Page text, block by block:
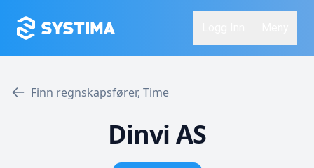
Finn regnskapsfører, Time
Dinvi AS